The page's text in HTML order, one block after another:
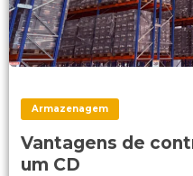
Armazenagem
Vantagens de
um CD